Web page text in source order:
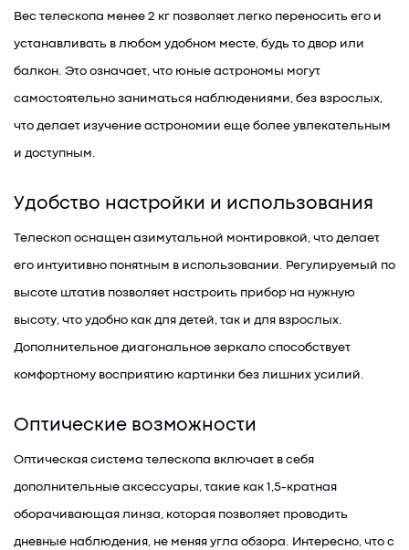
Вес телескопа менее 2 кг позволяет легко переносить его и
устанавливать в любом удобном месте, будь то двор или
балкон. Это означает, что юные астрономы могут
самостоятельно заниматься наблюдениями, без взрослых,
что делает изучение астрономии еще более увлекательным
и доступным.
Удобство настройки и использования
Телескоп оснащен азимутальной монтировкой, что делает
его интуитивно понятным в использовании. Регулируемый по
высоте штатив позволяет настроить прибор на нужную
высоту, что удобно как для детей, так и для взрослых.
Дополнительное диагональное зеркало способствует
комфортному восприятию картинки без лишних усилий.
Оптические возможности
Оптическая система телескопа включает в себя
дополнительные аксессуары, такие как 1,5-кратная
оборачивающая линза, которая позволяет проводить
дневные наблюдения, не меняя угла обзора. Интересно, что с